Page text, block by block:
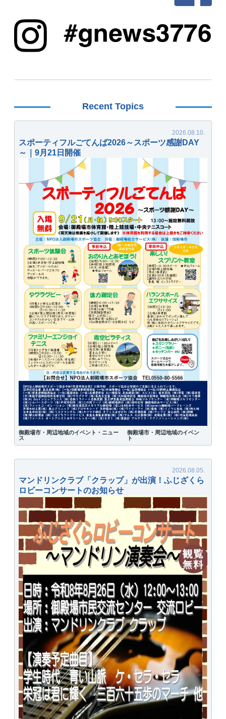
Recent Topics
スポーティフルごてんば2026～スポーツ感謝DAY
～｜9月21日開催
御殿場市・周辺地域のイベント・ニュー
ス
御殿場市・周辺地域のイベン
ト
マンドリンクラブ「クラップ」が出演！ふじざくら
ロビーコンサートのお知らせ